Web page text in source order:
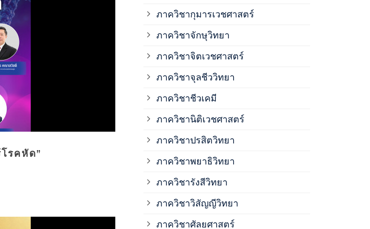
รคหัด”
ภาควิชากุมารเวชศาสตร์
ภาควิชาจักษุวิทยา
ภาควิชาจิตเวชศาสตร์
ภาควิชาจุลชีววิทยา
ภาควิชาชีวเคมี
ภาควิชานิติเวชศาสตร์
ภาควิชาปรสิตวิทยา
ภาควิชาพยาธิวิทยา
ภาควิชารังสีวิทยา
ภาควิชาวิสัญญีวิทยา
ภาควิชาศัลยศาสตร์